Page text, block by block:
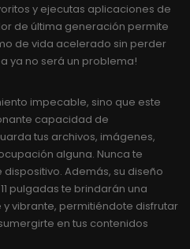
y ejecutas aplicaciones de
de última generación permite
de vida acelerado sin perder
ya no será un problema!
impecable, sino que este
capacidad de
tus archivos, imágenes,
alguna. Nunca te
Además, su diseño
pulgadas te brindarán una
vibrante, permitiéndote disfrutar
en tus contenidos